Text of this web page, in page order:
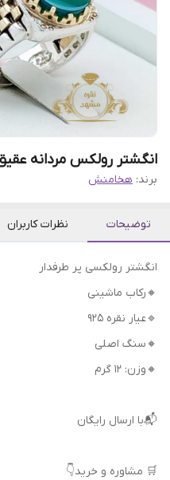
انگشتر رولکس مردانه
برند: هخامنش
توضیحات نظرات کاربران
انگشتر رولکسی پر طرفدار
🔸رکاب ماشینی
🔹عیار نقره 925
🔸سنگ اصلی
🔸وزن: ۱۲ گرم
📬با ارسال رایگان
🛒 مشاوره و خرید👇